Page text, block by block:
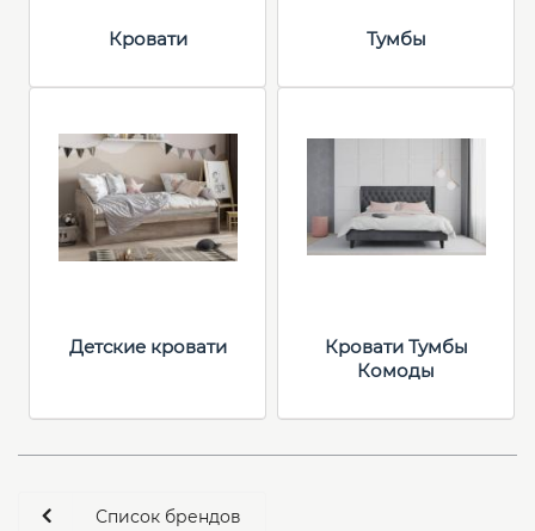
Кровати Тумбы
Детские кровати
Кровати Тумбы
Комоды
Список брендов